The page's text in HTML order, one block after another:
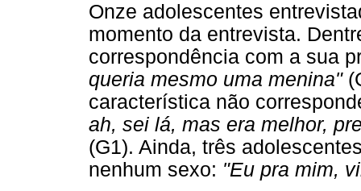
Onze adolescentes
momento da entrevista.
correspondência com a sua
queria mesmo uma menina"
característica não
ah, sei lá, mas era melhor,
(G1). Ainda, três
nenhum sexo: "Eu pra mim,